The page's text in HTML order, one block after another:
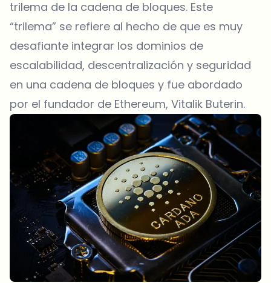
trilema de la cadena de bloques. Este
“trilema” se refiere al hecho de que es muy
desafiante integrar los dominios de
escalabilidad, descentralización y seguridad
en una cadena de bloques y fue abordado
por el fundador de Ethereum, Vitalik Buterin.